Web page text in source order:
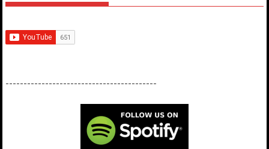
------------------------------------------